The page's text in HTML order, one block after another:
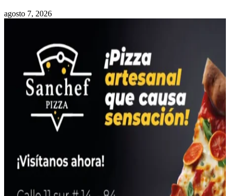
agosto 7, 2026